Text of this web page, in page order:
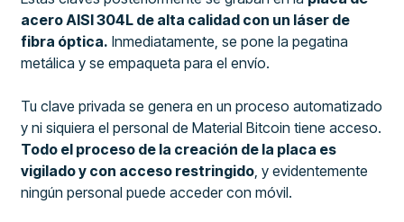
acero AISI 304L de alta calidad con un láser de
fibra óptica. Inmediatamente, se pone la pegatina
metálica y se empaqueta para el envío.
Tu clave privada se genera en un proceso automatizado
y ni siquiera el personal de Material Bitcoin tiene acceso.
Todo el proceso de la creación de la placa es
vigilado y con acceso restringido, y evidentemente
ningún personal puede acceder con móvil.